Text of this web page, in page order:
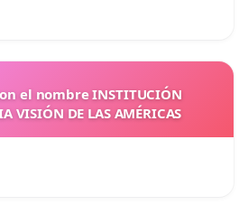
el nombre INSTITUCIÓN
VISIÓN DE LAS AMÉRICAS